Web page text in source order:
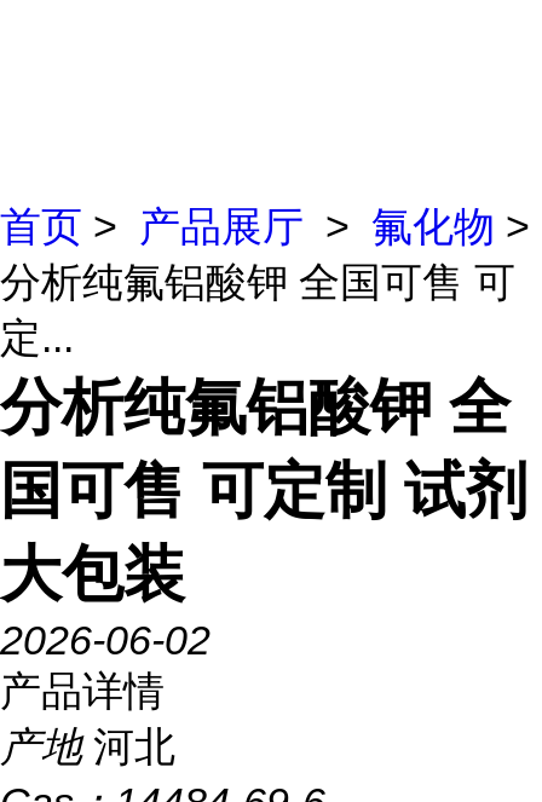
首页 > 产品展厅 > 氟化物 >
分析纯氟铝酸钾 全国可售 可
定...
分析纯氟铝酸钾 全
国可售 可定制 试剂
大包装
2026-06-02
产品详情
产地 河北